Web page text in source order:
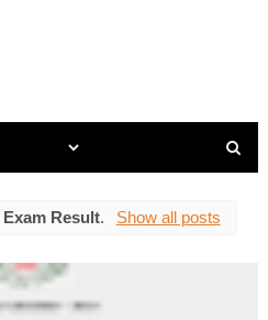
Exam Result. Show all posts